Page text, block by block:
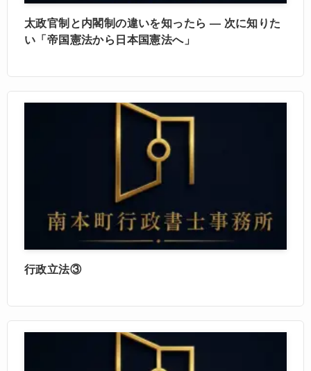
太政官制と内閣制の違いを知ったら ― 次に知りた
い「帝国憲法から日本国憲法へ」
行政立法③